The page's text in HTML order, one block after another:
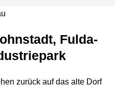
Fulda‐
zurück auf das alte Dorf